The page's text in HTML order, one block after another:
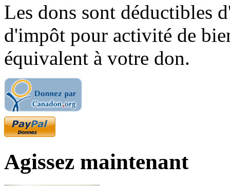
Les dons sont déductibles
d'impôt pour activité de
équivalent à votre don.
Agissez maintenant